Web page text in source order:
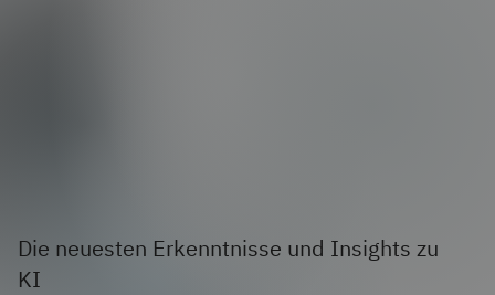
Die neuesten Erkenntnisse und Insights zu
KI